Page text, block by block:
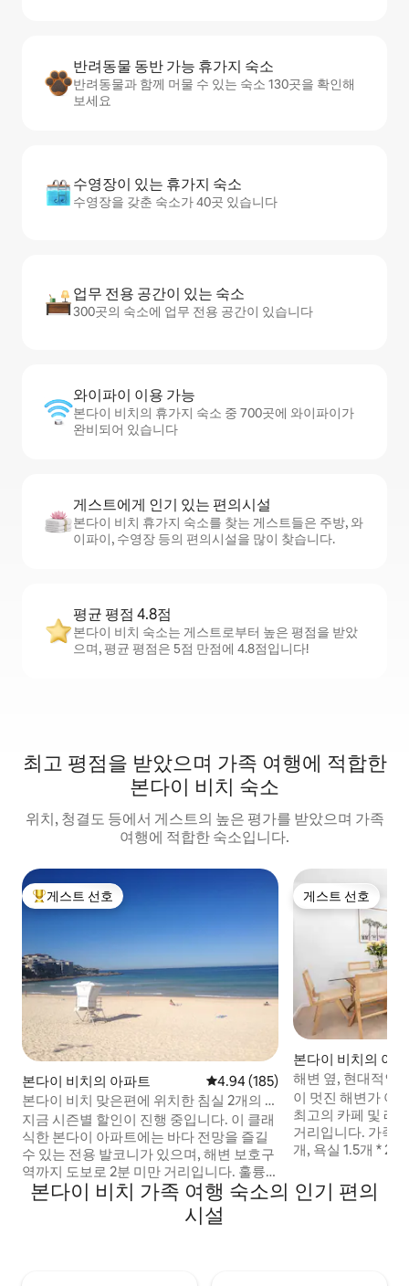
반려동물 동반 가능 휴가지 숙소
반려동물과 함께 머물 수 있는 숙소 130곳을 확인해
보세요
수영장이 있는 휴가지 숙소
수영장을 갖춘 숙소가 40곳 있습니다
업무 전용 공간이 있는 숙소
300곳의 숙소에 업무 전용 공간이 있습니다
와이파이 이용 가능
본다이 비치의 휴가지 숙소 중 700곳에 와이파이가
완비되어 있습니다
게스트에게 인기 있는 편의시설
본다이 비치 휴가지 숙소를 찾는 게스트들은 주방, 와
이파이, 수영장 등의 편의시설을 많이 찾습니다.
평균 평점 4.8점
본다이 비치 숙소는 게스트로부터 높은 평점을 받았
으며, 평균 평점은 5점 만점에 4.8점입니다!
최고 평점을 받았으며 가족 여행에 적합한
본다이 비치 숙소
위치, 청결도 등에서 게스트의 높은 평가를 받았으며 가족
여행에 적합한 숙소입니다.
상위 게스트 선호
게스트 선호
본다이 비치의 아파트 평점 4.94점(5점 만점), 후기 185
4.94 (185)
본다이 비치 맞은편에 위치한 침실 2개의 스
플래시. 전망이 좋은 발코니
지금 시즌별 할인이 진행 중입니다. 이 클래
식한 본다이 아파트에는 바다 전망을 즐길
수 있는 전용 발코니가 있으며, 해변 보호구
역까지 도보로 2분 미만 거리입니다. 훌륭
한 카페에서 몇 초 거리에 있습니다. 슈퍼마
켓, 병 판매점, 젤라토 바, 패션 부티크까지
몇 분 거리 커플, 싱글, 가족 단위 및 친구 단
게스트 선호
게스트 선호
본다이 비치의 아
해변 옆, 현대적인
개 및 조용함
이 멋진 해변가 아파
최고의 카페 및 레
거리입니다. 가족 친화적으로! 특징 * 침실 3
개, 욕실 1.5개 * 2
토랑까지 도보 3분
놀이터가 있으며,
본다이 비치 가족 여행 숙소의 인기 편의
시설